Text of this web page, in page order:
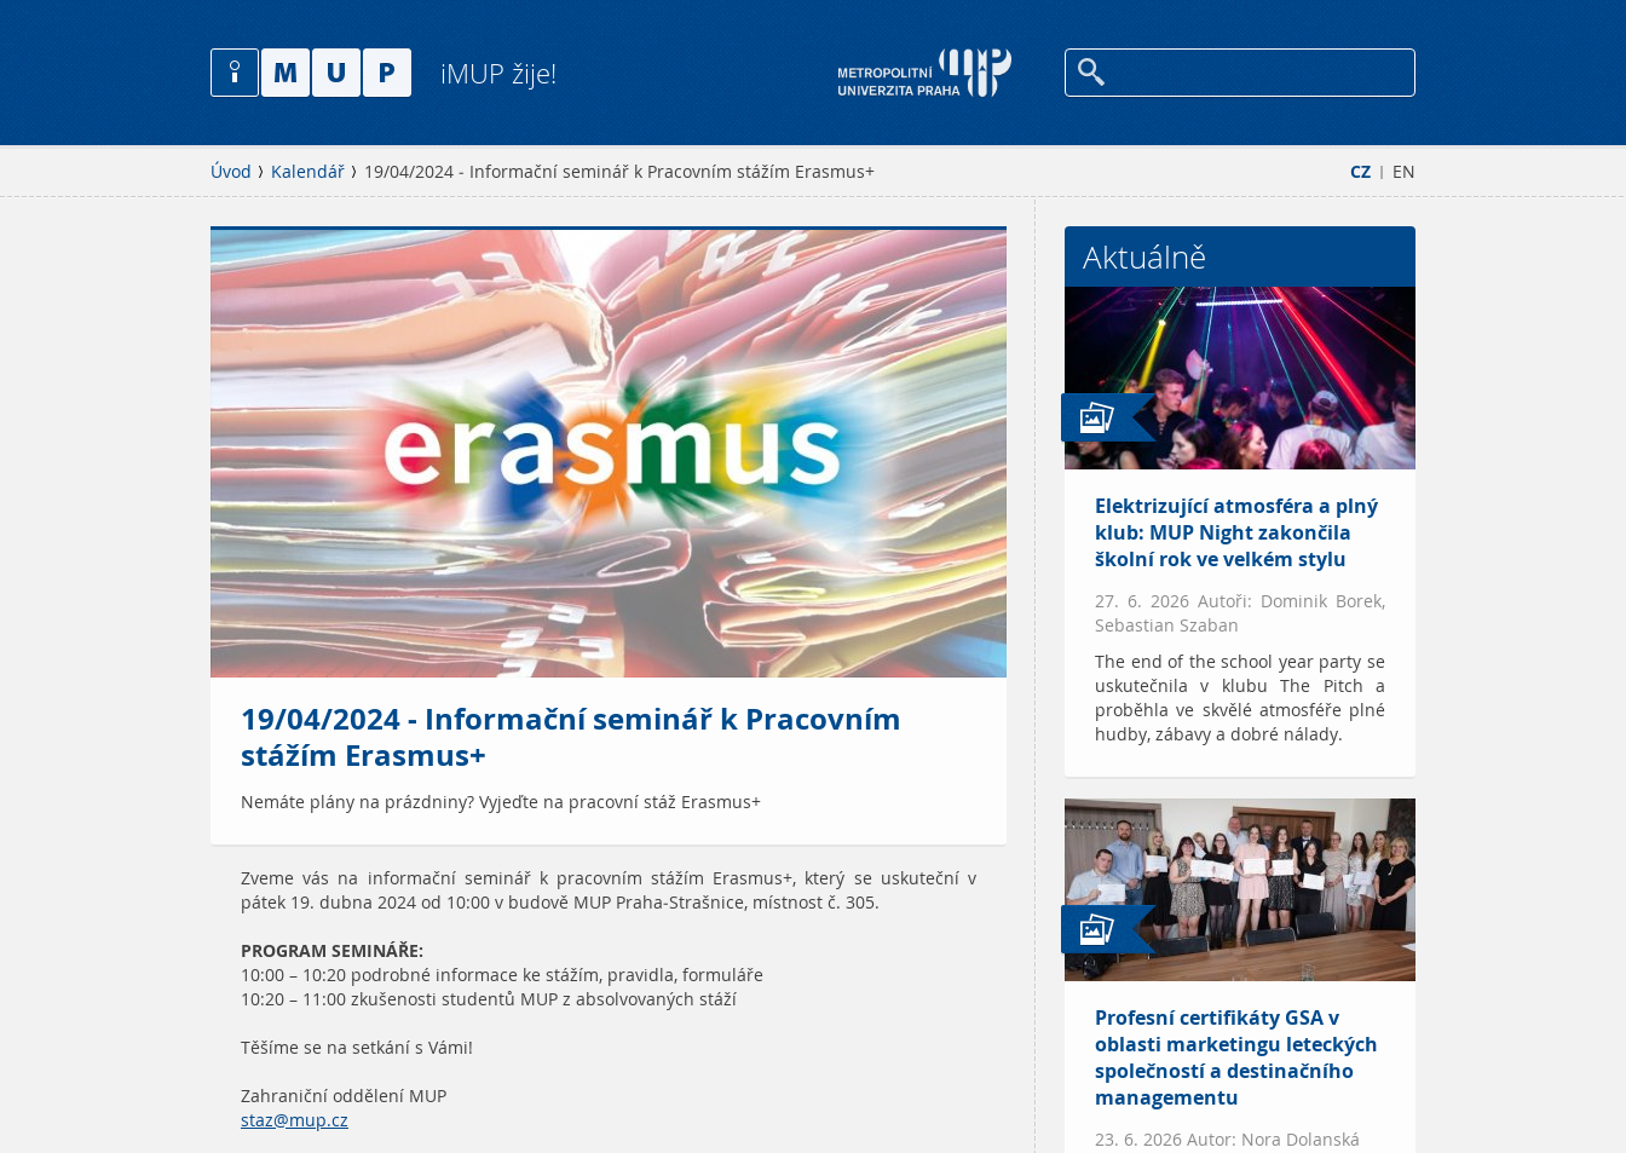
iMUP žije!
CZ | EN
Úvod Kalendář 19/04/2024 - Informační seminář k Pracovním stážím Erasmus+
19/04/2024 - Informační seminář k Pracovním
stážím Erasmus+
Nemáte plány na prázdniny? Vyjeďte na pracovní stáž Erasmus+
Zveme vás na informační seminář k pracovním stážím Erasmus+, který se uskuteční v
pátek 19. dubna 2024 od 10:00 v budově MUP Praha-Strašnice, místnost č. 305.
PROGRAM SEMINÁŘE:
10:00 – 10:20 podrobné informace ke stážím, pravidla, formuláře
10:20 – 11:00 zkušenosti studentů MUP z absolvovaných stáží
Těšíme se na setkání s Vámi!
Zahraniční oddělení MUP
staz@mup.cz
Aktuálně
Elektrizující atmosféra a plný
klub: MUP Night zakončila
školní rok ve velkém stylu
27. 6. 2026 Autoři: Dominik Borek,
Sebastian Szaban
The end of the school year party se
uskutečnila v klubu The Pitch a
proběhla ve skvělé atmosféře plné
hudby, zábavy a dobré nálady.
Profesní certifikáty GSA v
oblasti marketingu leteckých
společností a destinačního
managementu
23. 6. 2026 Autor: Nora Dolanská